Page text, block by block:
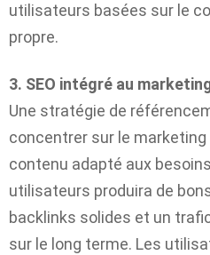
utilisateurs basées sur le
propre.
3. SEO intégré au
Une stratégie de
concentrer sur le marketing
contenu adapté aux
utilisateurs produira de
backlinks solides et un
sur le long terme. Les